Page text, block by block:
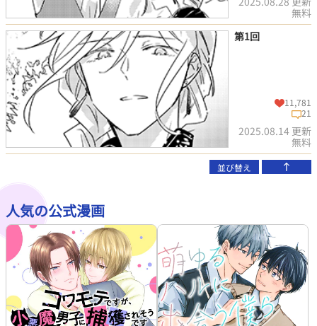
この話を読む コメントを見る
無料
この話を読む
第1回
11,781
21
2025.08.14 更新
無料
並び替え
人気の公式漫画